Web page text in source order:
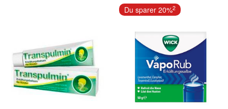
Cooper Consumer Health Deutschland
GmbH
Du sparer 20%2